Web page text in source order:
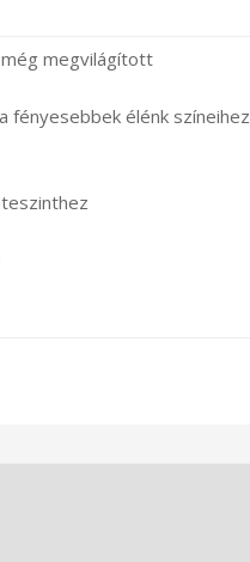
megvilágított
élénk színeihez